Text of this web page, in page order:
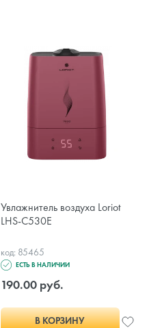
Увлажнитель воздуха Loriot
LHS-C530E
код: 85465
ЕСТЬ В НАЛИЧИИ
190.00 руб.
В КОРЗИНУ